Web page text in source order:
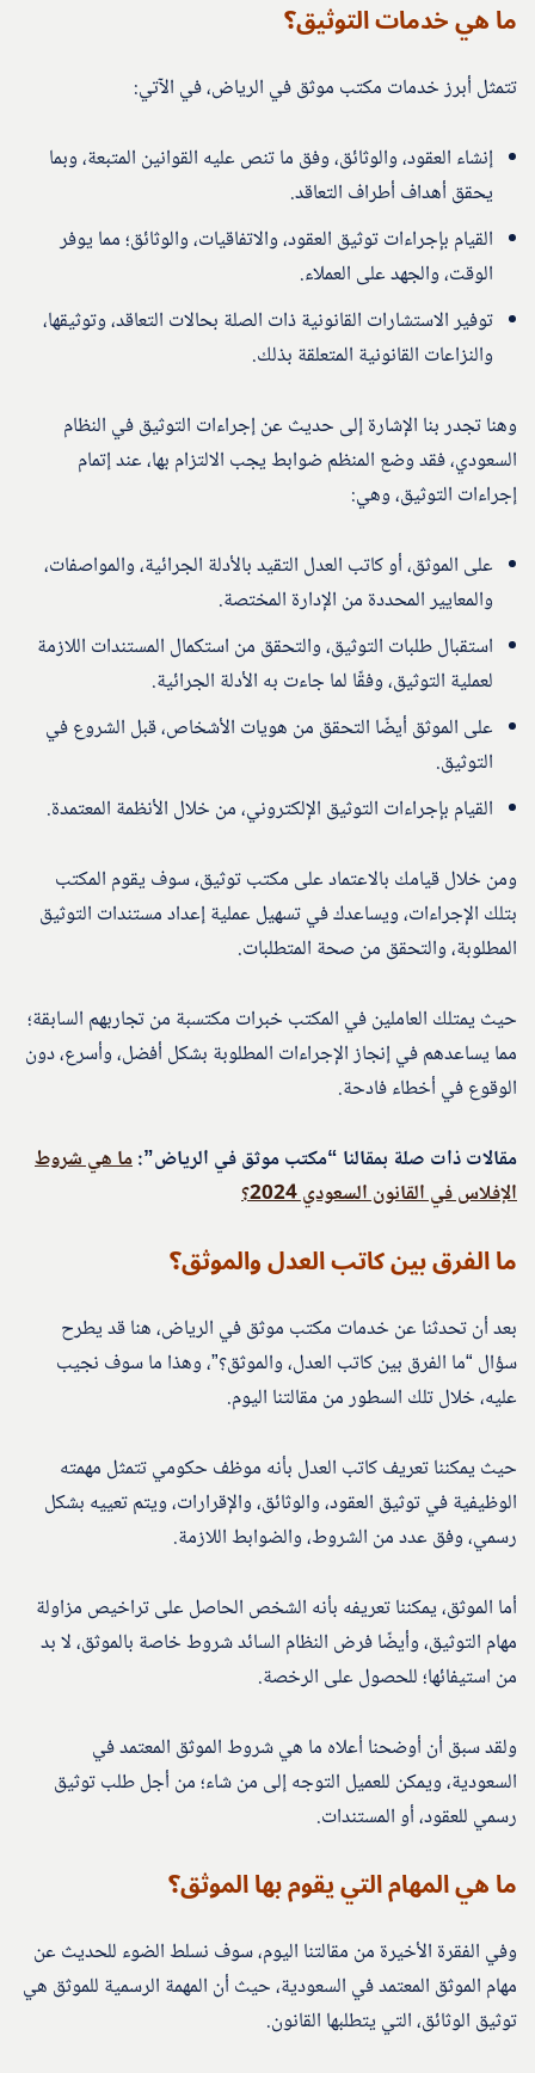
ما هي خدمات التوثيق؟
تتمثل أبرز خدمات مكتب موثق في الرياض، في الآتي:
إنشاء العقود، والوثائق، وفق ما تنص عليه القوانين المتبعة، وبما
يحقق أهداف أطراف التعاقد.
القيام بإجراءات توثيق العقود، والاتفاقيات، والوثائق؛ مما يوفر
الوقت، والجهد على العملاء.
توفير الاستشارات القانونية ذات الصلة بحالات التعاقد، وتوثيقها،
والنزاعات القانونية المتعلقة بذلك.
وهنا تجدر بنا الإشارة إلى حديث عن إجراءات التوثيق في النظام
السعودي، فقد وضع المنظم ضوابط يجب الالتزام بها، عند إتمام
إجراءات التوثيق، وهي:
على الموثق، أو كاتب العدل التقيد بالأدلة الجرائية، والمواصفات،
والمعايير المحددة من الإدارة المختصة.
استقبال طلبات التوثيق، والتحقق من استكمال المستندات اللازمة
لعملية التوثيق، وفقًا لما جاءت به الأدلة الجرائية.
على الموثق أيضًا التحقق من هويات الأشخاص، قبل الشروع في
التوثيق.
القيام بإجراءات التوثيق الإلكتروني، من خلال الأنظمة المعتمدة.
ومن خلال قيامك بالاعتماد على مكتب توثيق، سوف يقوم المكتب
بتلك الإجراءات، ويساعدك في تسهيل عملية إعداد مستندات التوثيق
المطلوبة، والتحقق من صحة المتطلبات.
حيث يمتلك العاملين في المكتب خبرات مكتسبة من تجاربهم السابقة؛
مما يساعدهم في إنجاز الإجراءات المطلوبة بشكل أفضل، وأسرع، دون
الوقوع في أخطاء فادحة.
مقالات ذات صلة بمقالنا “مكتب موثق في الرياض”:ما هي شروط
الإفلاس في القانون السعودي 2024؟
ما الفرق بين كاتب العدل والموثق؟
بعد أن تحدثنا عن خدمات مكتب موثق في الرياض، هنا قد يطرح
سؤال “ما الفرق بين كاتب العدل، والموثق؟”، وهذا ما سوف نجيب
عليه، خلال تلك السطور من مقالتنا اليوم.
حيث يمكننا تعريف كاتب العدل بأنه موظف حكومي تتمثل مهمته
الوظيفية في توثيق العقود، والوثائق، والإقرارات، ويتم تعييه بشكل
رسمي، وفق عدد من الشروط، والضوابط اللازمة.
أما الموثق، يمكننا تعريفه بأنه الشخص الحاصل على تراخيص مزاولة
مهام التوثيق، وأيضًا فرض النظام السائد شروط خاصة بالموثق، لا بد
من استيفائها؛ للحصول على الرخصة.
ولقد سبق أن أوضحنا أعلاه ما هي شروط الموثق المعتمد في
السعودية، ويمكن للعميل التوجه إلى من شاء؛ من أجل طلب توثيق
رسمي للعقود، أو المستندات.
ما هي المهام التي يقوم بها الموثق؟
وفي الفقرة الأخيرة من مقالتنا اليوم، سوف نسلط الضوء للحديث عن
مهام الموثق المعتمد في السعودية، حيث أن المهمة الرسمية للموثق هي
توثيق الوثائق، التي يتطلبها القانون.